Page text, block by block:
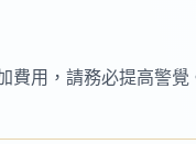
費用，請務必提高警覺